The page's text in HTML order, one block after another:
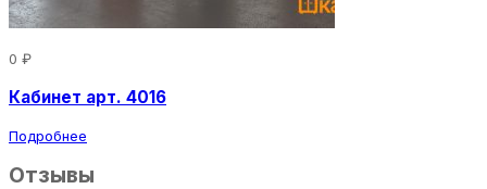
0 ₽
Кабинет арт. 4016
Подробнее
Отзывы